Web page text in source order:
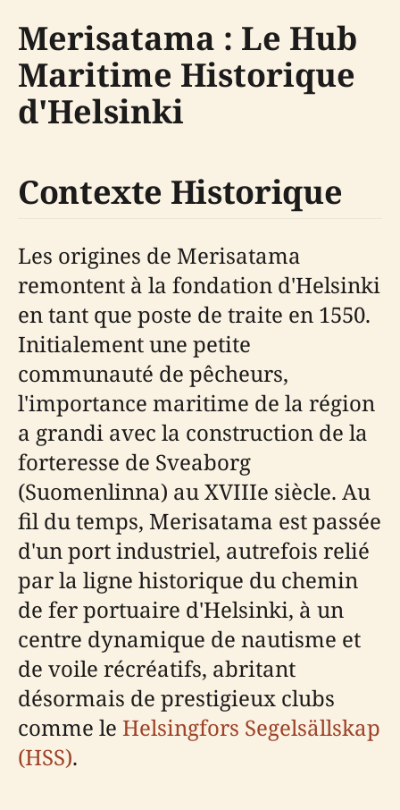
Merisatama : Le Hub
Maritime Historique
d'Helsinki
Contexte Historique
Les origines de Merisatama
remontent à la fondation d'Helsinki
en tant que poste de traite en 1550.
Initialement une petite
communauté de pêcheurs,
l'importance maritime de la région
a grandi avec la construction de la
forteresse de Sveaborg
(Suomenlinna) au XVIIIe siècle. Au
fil du temps, Merisatama est passée
d'un port industriel, autrefois relié
par la ligne historique du chemin
de fer portuaire d'Helsinki, à un
centre dynamique de nautisme et
de voile récréatifs, abritant
désormais de prestigieux clubs
comme le Helsingfors Segelsällskap
(HSS).